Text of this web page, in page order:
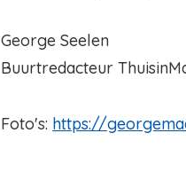
George Seelen
Buurtredacteur
Foto's: https://